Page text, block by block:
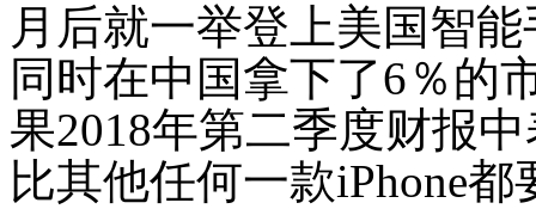
月后就一举登上美国智
同时在中国拿下了6％的
果2018年第二季度财报
比其他任何一款iPhone都